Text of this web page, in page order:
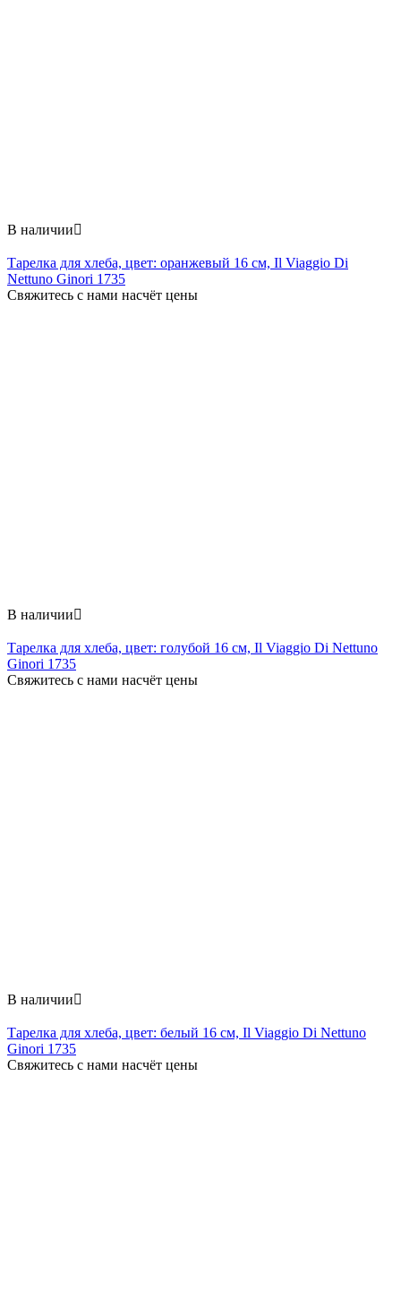
В наличии
Тарелка для хлеба, цвет: оранжевый 16 см, Il Viaggio Di
Nettuno Ginori 1735
Свяжитесь с нами насчёт цены
В наличии
Тарелка для хлеба, цвет: голубой 16 см, Il Viaggio Di Nettuno
Ginori 1735
Свяжитесь с нами насчёт цены
В наличии
Тарелка для хлеба, цвет: белый 16 см, Il Viaggio Di Nettuno
Ginori 1735
Свяжитесь с нами насчёт цены